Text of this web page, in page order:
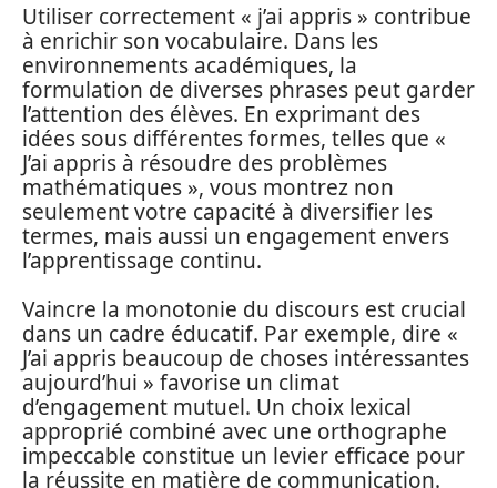
Utiliser correctement « j’ai appris » contribue
à enrichir son vocabulaire. Dans les
environnements académiques, la
formulation de diverses phrases peut garder
l’attention des élèves. En exprimant des
idées sous différentes formes, telles que «
J’ai appris à résoudre des problèmes
mathématiques », vous montrez non
seulement votre capacité à diversifier les
termes, mais aussi un engagement envers
l’apprentissage continu.
Vaincre la monotonie du discours est crucial
dans un cadre éducatif. Par exemple, dire «
J’ai appris beaucoup de choses intéressantes
aujourd’hui » favorise un climat
d’engagement mutuel. Un choix lexical
approprié combiné avec une orthographe
impeccable constitue un levier efficace pour
la réussite en matière de communication.